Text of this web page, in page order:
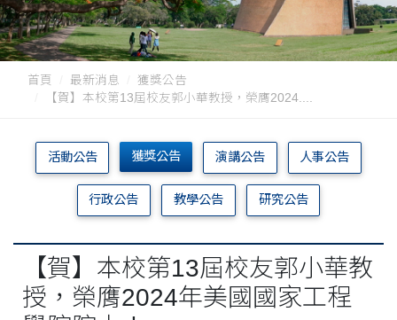
首頁 最新消息
獲獎公告
【賀】本校第13屆校友郭小華教授，榮膺2024....
活動公告 獲獎公告 演講公告 人事公告
行政公告 教學公告 研究公告
【賀】本校第13屆校友郭小華教
授，榮膺2024年美國國家工程